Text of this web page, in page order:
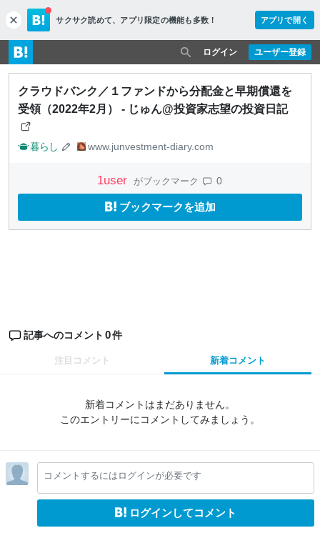
c
l
o
s
e
サクサク読めて、 アプリ限定の機能も多数！ アプリで開く
ユーザー登録
ログイン
クラウドバンク／１ファンドから分配金と早期償還を
受領（2022年2月） - じゅん@投資家志望の投資日記
暮らし www.junvestment-diary.com
1user がブックマーク 0
ブックマークを追加
記事へのコメント 0件
注目コメント 新着コメント
新着コメントはまだありません。
このエントリーにコメントしてみましょう。
コメントするにはログインが必要です
ログインしてコメント